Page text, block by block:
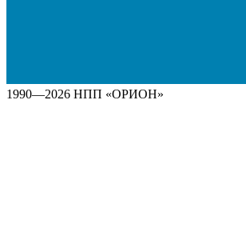
1990—2026 НПП «ОРИОН»